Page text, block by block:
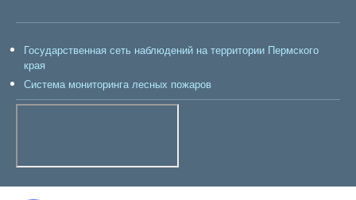
Государственная сеть наблюдений на территории Пермского
края
Система мониторинга лесных пожаров